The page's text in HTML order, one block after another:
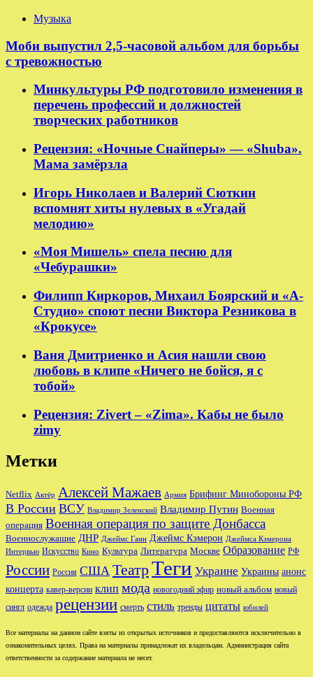
Музыка
Моби выпустил 2,5-часовой альбом для борьбы
с тревожностью
Минкультуры РФ подготовило изменения в
перечень профессий и должностей
творческих работников
Рецензия: «Ночные Снайперы» — «Shuba».
Мама замёрзла
Игорь Николаев и Валерий Сюткин
вспомнят хиты нулевых в «Угадай
мелодию»
«Моя Мишель» спела песню для
«Чебурашки»
Филипп Киркоров, Михаил Боярский и «А-
Студио» споют песни Виктора Резникова в
«Крокусе»
Ваня Дмитриенко и Асия нашли свою
любовь в клипе «Ничего не бойся, я с
тобой»
Рецензия: Zivert – «Zima». Кабы не было
zimy
Метки
Netflix Актёр Алексей Мажаев Армия Брифинг Минобороны РФ
В России ВСУ Владимир Зеленский Владимир Путин Военная
операция Военная операция по защите Донбасса
Военнослужащие ДНР Джеймс Ганн Джеймс Кэмерон Джеймса Кэмерона
Интервью Искусство Кино Культура Литература Москве Образование РФ
России Россия США ТеатрТеги Украине Украины анонс
концерта кавер-версии клип мода новогодний эфир новый альбом новый
сингл одежда рецензии смерть стиль тренды цитаты юбилей
Все материалы на данном сайте взяты из открытых источников и предоставляются исключительно в
ознакомительных целях. Права на материалы принадлежат их владельцам. Администрация сайта
ответственности за содержание материала не несет.